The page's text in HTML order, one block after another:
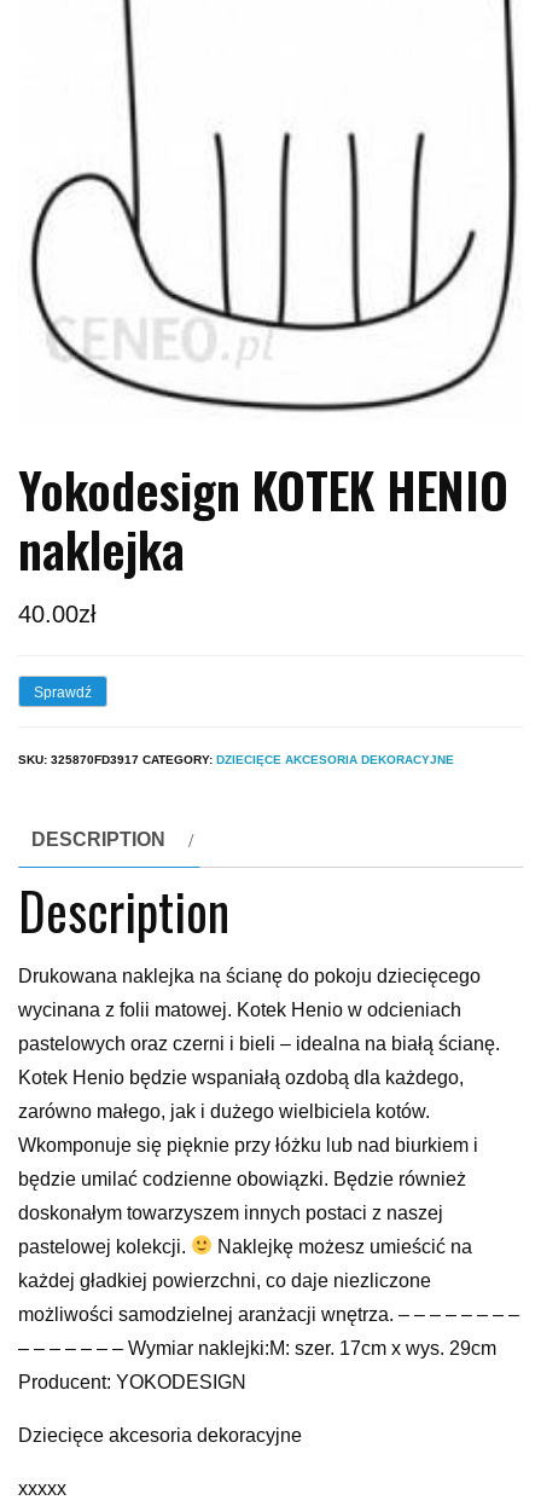
Yokodesign KOTEK HENIO
naklejka
40.00zł
Sprawdź
SKU: 325870FD3917 CATEGORY: DZIECIĘCE AKCESORIA DEKORACYJNE
DESCRIPTION
Description
Drukowana naklejka na ścianę do pokoju dziecięcego
wycinana z folii matowej. Kotek Henio w odcieniach
pastelowych oraz czerni i bieli – idealna na białą ścianę.
Kotek Henio będzie wspaniałą ozdobą dla każdego,
zarówno małego, jak i dużego wielbiciela kotów.
Wkomponuje się pięknie przy łóżku lub nad biurkiem i
będzie umilać codzienne obowiązki. Będzie również
doskonałym towarzyszem innych postaci z naszej
pastelowej kolekcji.
Naklejkę możesz umieścić na
każdej gładkiej powierzchni, co daje niezliczone
możliwości samodzielnej aranżacji wnętrza. – – – – – – – –
– – – – – – – Wymiar naklejki:M: szer. 17cm x wys. 29cm
Producent: YOKODESIGN
Dziecięce akcesoria dekoracyjne
xxxxx